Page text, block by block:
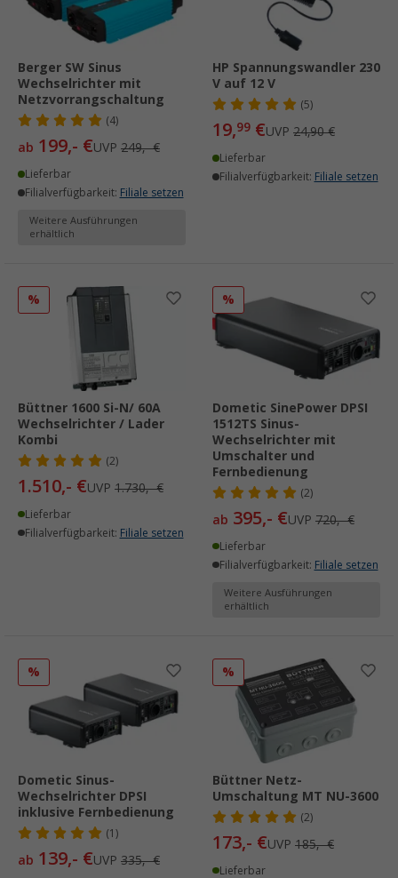
Berger SW Sinus
Wechselrichter mit
Netzvorrangschaltung
(4)
ab 199,- €UVP 249,- €
Lieferbar
Filialverfügbarkeit: Filiale setzen
Weitere Ausführungen
erhältlich
HP Spannungswandler 230
V auf 12 V
(5)
19,99 €UVP 24,90 €
Lieferbar
Filialverfügbarkeit: Filiale setzen
%
Büttner 1600 Si-N/ 60A
Wechselrichter / Lader
Kombi
(2)
1.510,- €UVP 1.730,- €
Lieferbar
Filialverfügbarkeit: Filiale setzen
%
Dometic SinePower DPSI
1512TS Sinus-
Wechselrichter mit
Umschalter und
Fernbedienung
(2)
ab 395,- €UVP 720,- €
Lieferbar
Filialverfügbarkeit: Filiale setzen
Weitere Ausführungen
erhältlich
%
Dometic Sinus-
Wechselrichter DPSI
inklusive Fernbedienung
(1)
ab 139,- €UVP 335,- €
%
Büttner Netz-
Umschaltung MT NU-3600
(2)
173,- €UVP 185,- €
Lieferbar